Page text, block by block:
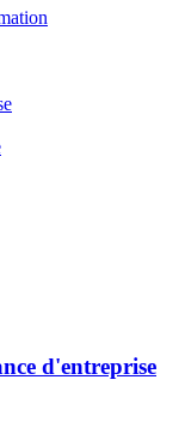
d'entreprise